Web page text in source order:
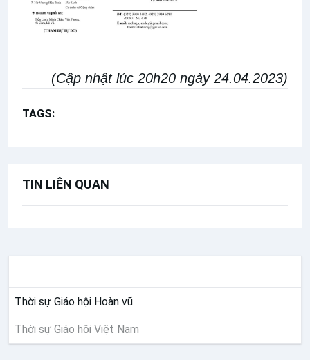
(Cập nhật lúc 20h20 ngày 24.04.2023)
TAGS:
TIN LIÊN QUAN
Thời sự Giáo hội Hoàn vũ
Thời sự Giáo hội Việt Nam